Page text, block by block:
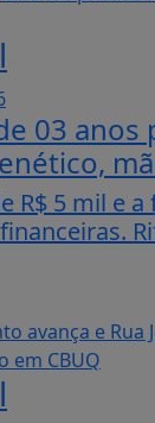
03 anos
R$ 5 mil e